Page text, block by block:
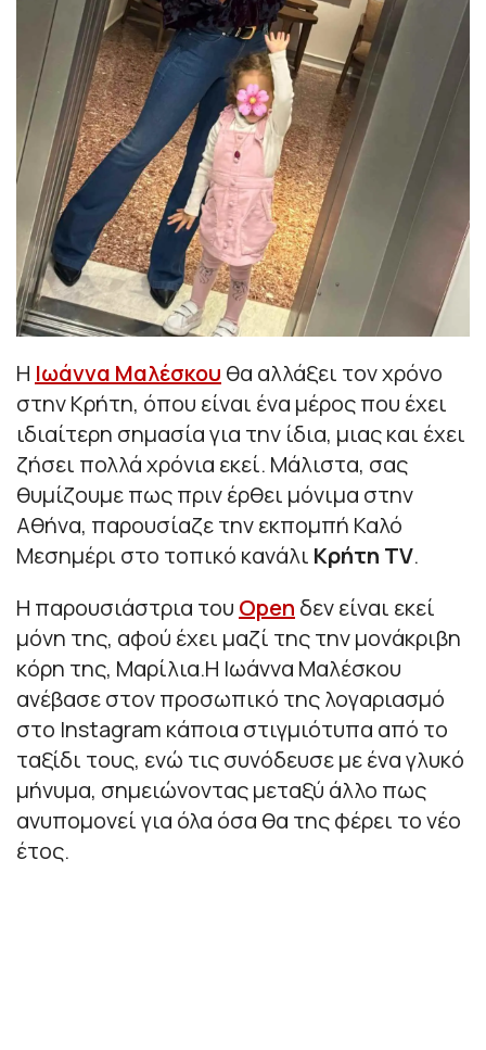
Η Ιωάννα Μαλέσκου θα αλλάξει τον χρόνο
στην Κρήτη, όπου είναι ένα μέρος που έχει
ιδιαίτερη σημασία για την ίδια, μιας και έχει
ζήσει πολλά χρόνια εκεί. Μάλιστα, σας
θυμίζουμε πως πριν έρθει μόνιμα στην
Αθήνα, παρουσίαζε την εκπομπή Καλό
Μεσημέρι στο τοπικό κανάλι Κρήτη TV.
Η παρουσιάστρια του Open δεν είναι εκεί
μόνη της, αφού έχει μαζί της την μονάκριβη
κόρη της, Μαρίλια.Η Ιωάννα Μαλέσκου
ανέβασε στον προσωπικό της λογαριασμό
στο Instagram κάποια στιγμιότυπα από το
ταξίδι τους, ενώ τις συνόδευσε με ένα γλυκό
μήνυμα, σημειώνοντας μεταξύ άλλο πως
ανυπομονεί για όλα όσα θα της φέρει το νέο
έτος.